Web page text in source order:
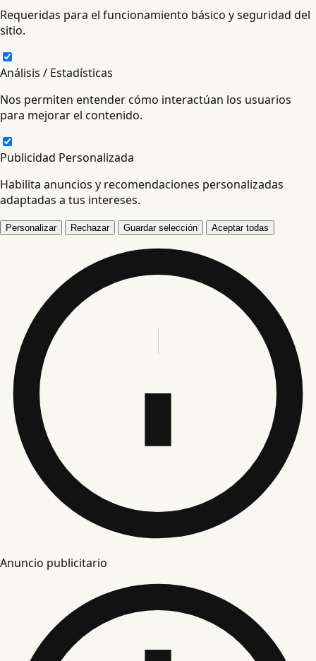
Requeridas para el funcionamiento básico y seguridad del
sitio.
Análisis / Estadísticas
Nos permiten entender cómo interactúan los usuarios
para mejorar el contenido.
Publicidad Personalizada
Habilita anuncios y recomendaciones personalizadas
adaptadas a tus intereses.
Personalizar Rechazar Guardar selección Aceptar todas
Anuncio publicitario